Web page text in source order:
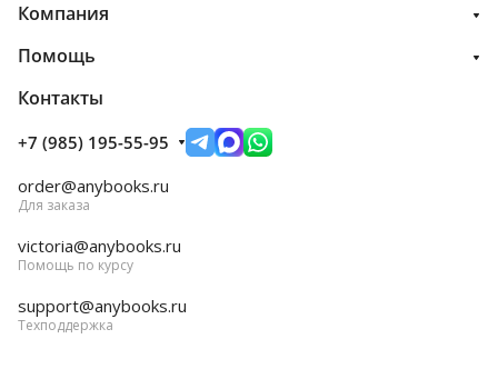
Компания
Помощь
Контакты
+7 (985) 195-55-95
order@anybooks.ru
Для заказа
victoria@anybooks.ru
Помощь по курсу
support@anybooks.ru
Техподдержка